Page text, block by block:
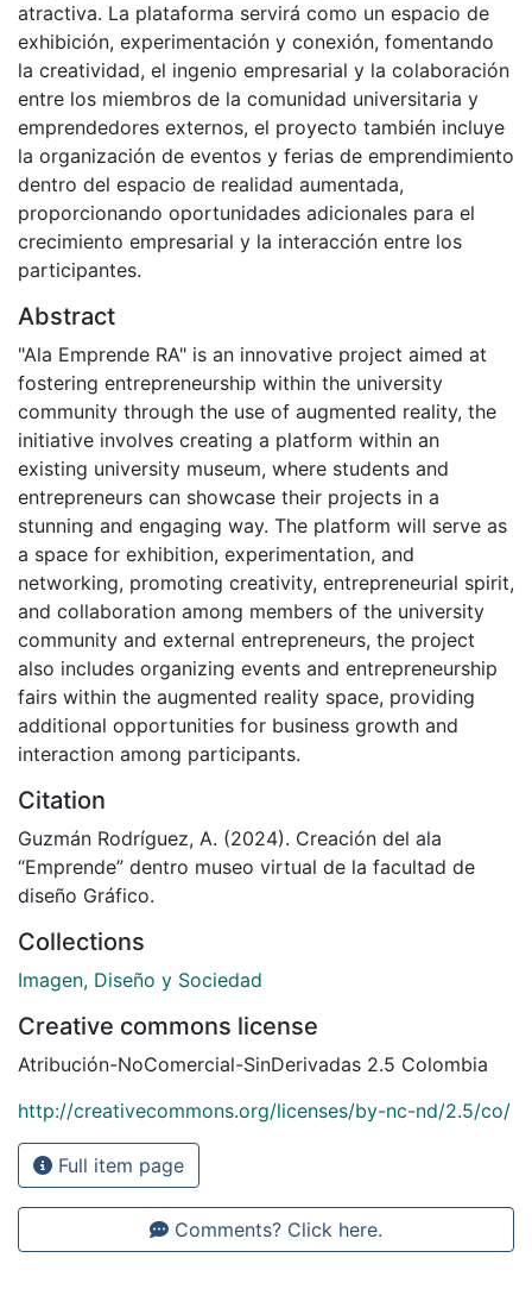
atractiva. La plataforma servirá como un espacio de
exhibición, experimentación y conexión, fomentando
la creatividad, el ingenio empresarial y la colaboración
entre los miembros de la comunidad universitaria y
emprendedores externos, el proyecto también incluye
la organización de eventos y ferias de emprendimiento
dentro del espacio de realidad aumentada,
proporcionando oportunidades adicionales para el
crecimiento empresarial y la interacción entre los
participantes.
Abstract
"Ala Emprende RA" is an innovative project aimed at
fostering entrepreneurship within the university
community through the use of augmented reality, the
initiative involves creating a platform within an
existing university museum, where students and
entrepreneurs can showcase their projects in a
stunning and engaging way. The platform will serve as
a space for exhibition, experimentation, and
networking, promoting creativity, entrepreneurial spirit,
and collaboration among members of the university
community and external entrepreneurs, the project
also includes organizing events and entrepreneurship
fairs within the augmented reality space, providing
additional opportunities for business growth and
interaction among participants.
Citation
Guzmán Rodríguez, A. (2024). Creación del ala
“Emprende” dentro museo virtual de la facultad de
diseño Gráfico.
Collections
Imagen, Diseño y Sociedad
Creative commons license
Atribución-NoComercial-SinDerivadas 2.5 Colombia
http://creativecommons.org/licenses/by-nc-nd/2.5/co/
Full item page
Comments? Click here.